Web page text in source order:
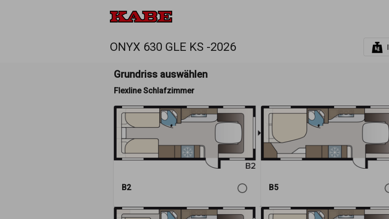
ONYX 630 GLE KS -2026
Grundriss auswählen
Flexline Schlafzimmer
B2 B5